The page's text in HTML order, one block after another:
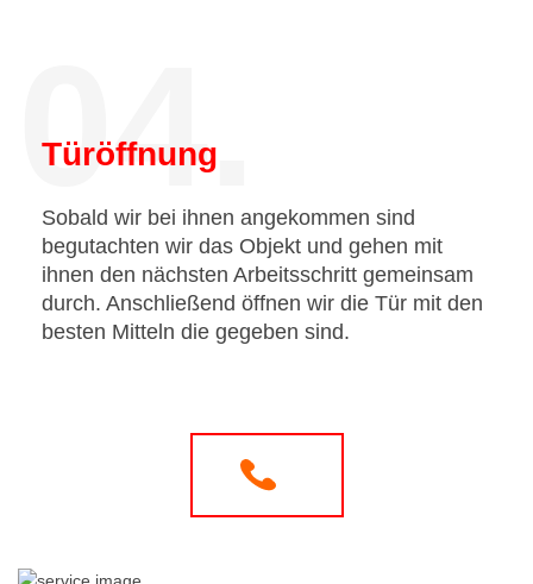
04.
Türöffnung
Sobald wir bei ihnen angekommen sind
begutachten wir das Objekt und gehen mit
ihnen den nächsten Arbeitsschritt gemeinsam
durch. Anschließend öffnen wir die Tür mit den
besten Mitteln die gegeben sind.